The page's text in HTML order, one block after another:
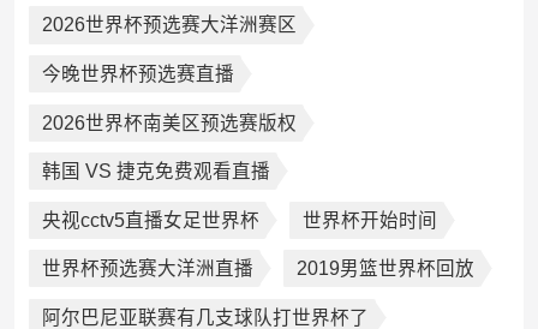
2026世界杯预选赛大洋洲赛区
今晚世界杯预选赛直播
2026世界杯南美区预选赛版权
韩国 VS 捷克免费观看直播
央视cctv5直播女足世界杯 世界杯开始时间
世界杯预选赛大洋洲直播 2019男篮世界杯回放
阿尔巴尼亚联赛有几支球队打世界杯了